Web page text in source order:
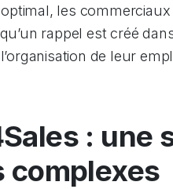
les
rappel est créé
de leur
: une
complexes